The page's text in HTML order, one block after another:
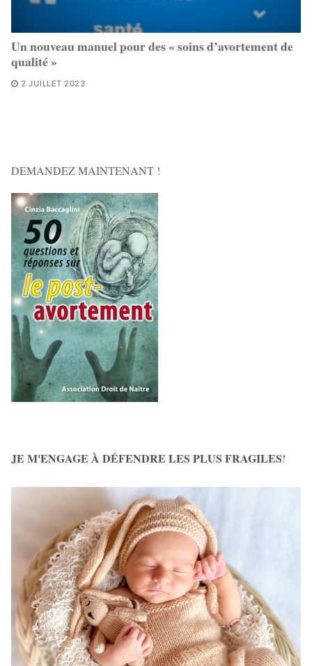
Un nouveau manuel pour des « soins d’avortement de
qualité »
2 JUILLET 2023
DEMANDEZ MAINTENANT !
JE M'ENGAGE À DÉFENDRE LES PLUS FRAGILES!